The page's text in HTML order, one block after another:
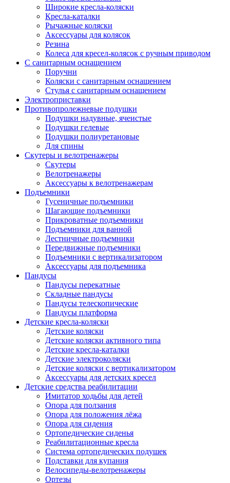
Широкие кресла-коляски
Кресла-каталки
Рычажные коляски
Аксессуары для колясок
Резина
Колеса для кресел-колясок с ручным приводом
С санитарным оснащением
Поручни
Коляски с санитарным оснащением
Стулья с санитарным оснащением
Электроприставки
Противопролежневые подушки
Подушки надувные, ячеистые
Подушки гелевые
Подушки полиуретановые
Для спины
Скутеры и велотренажеры
Скутеры
Велотренажеры
Аксессуары к велотренажерам
Подъемники
Гусеничные подъемники
Шагающие подъемники
Прикроватные подъемники
Подъемники для ванной
Лестничные подъемники
Передвижные подъемники
Подъемники с вертикализатором
Аксессуары для подъемника
Пандусы
Пандусы перекатные
Складные пандусы
Пандусы телескопические
Пандусы платформа
Детские кресла-коляски
Детские коляски
Детские коляски активного типа
Детские кресла-каталки
Детские электроколяски
Детские коляски с вертикализатором
Аксессуары для детских кресел
Детские средства реабилитации
Имитатор ходьбы для детей
Опора для ползания
Опора для положения лёжа
Опора для сидения
Ортопедические сиденья
Реабилитационные кресла
Система ортопедических подушек
Подставки для купания
Велосипеды-велотренажеры
Ортезы